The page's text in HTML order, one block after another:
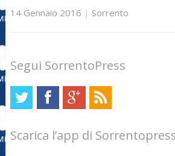
14 Gennaio 2016 | Sorrento
Segui SorrentoPress
Scarica l’app di